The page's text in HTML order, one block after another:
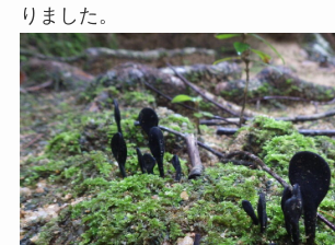
りました。